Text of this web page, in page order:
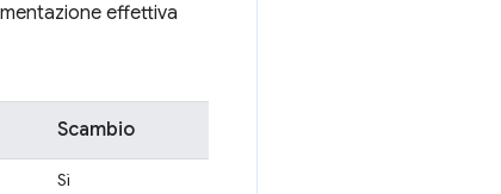
effettiva
Scambio
Sì